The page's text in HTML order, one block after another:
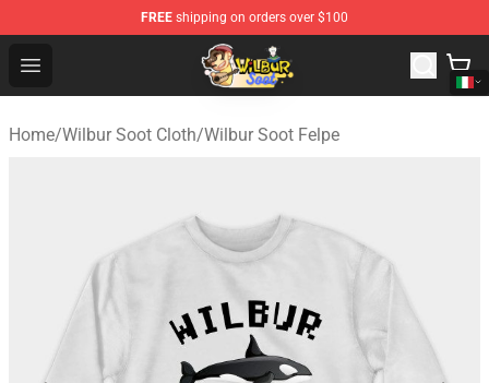
FREE shipping on orders over $100
Open menu
Wilbur Soot Shop - Official Wilbur Soot Merchandise
Home/Wilbur Soot Cloth/Wilbur Soot Felpe